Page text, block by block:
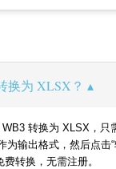
换为 XLSX？
转换为 XLSX，只
输出格式，然后点击“
转换，无需注册。